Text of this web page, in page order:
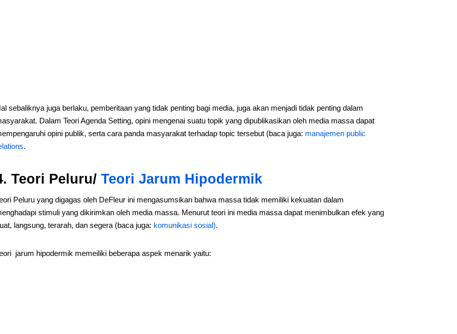
sebaliknya juga berlaku, pemberitaan yang tidak penting bagi media, juga akan menjadi tidak penting dalam
Dalam Teori Agenda Setting, opini mengenai suatu topik yang dipublikasikan oleh media massa dapat
opini publik, serta cara panda masyarakat terhadap topic tersebut (baca juga: manajemen public
.
Teori Peluru/ Teori Jarum Hipodermik
Peluru yang digagas oleh DeFleur ini mengasumsikan bahwa massa tidak memiliki kekuatan dalam
stimuli yang dikirimkan oleh media massa. Menurut teori ini media massa dapat menimbulkan efek yang
langsung, terarah, dan segera (baca juga: komunikasi sosial).
jarum hipodermik memeiliki beberapa aspek menarik yaitu: